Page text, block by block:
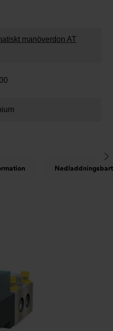
manöverdon AT
Nedladdningsbart